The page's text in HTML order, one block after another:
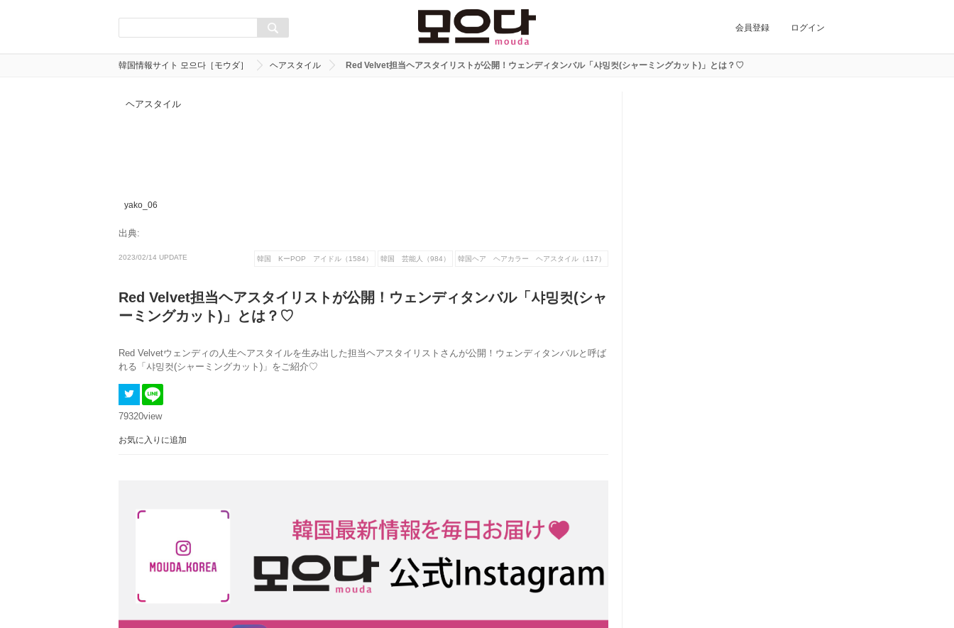
会員登録 ログイン
韓国情報サイト 모으다［モウダ］ ヘアスタイル Red Velvet担当ヘアスタイリストが公開！ウェンディタンバル「샤밍컷(シャーミングカット)」とは？♡
ヘアスタイル
yako_06
出典:
2023/02/14 UPDATE 韓国 KーPOP アイドル（1584） 韓国 芸能人（984） 韓国ヘア ヘアカラー ヘアスタイル（117）
Red Velvet担当ヘアスタイリストが公開！ウェンディタンバル「샤밍컷(シャ
ーミングカット)」とは？♡
Red Velvetウェンディの人生ヘアスタイルを生み出した担当ヘアスタイリストさんが公開！ウェンディタンバルと呼ば
れる「샤밍컷(シャーミングカット)」をご紹介♡
79320view
お気に入りに追加